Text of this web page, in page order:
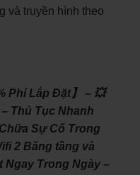
và truyền hình theo
Phí Lắp Đặt】 – 💥
Thủ Tục Nhanh
Sự Cố Trong
2 Băng tầng và
Trong Ngày –